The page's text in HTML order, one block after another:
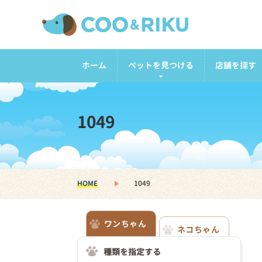
ホーム ペットを見つける 店舗を探す
1049
HOME 1049
ワンちゃん
ネコちゃん
種類を指定する